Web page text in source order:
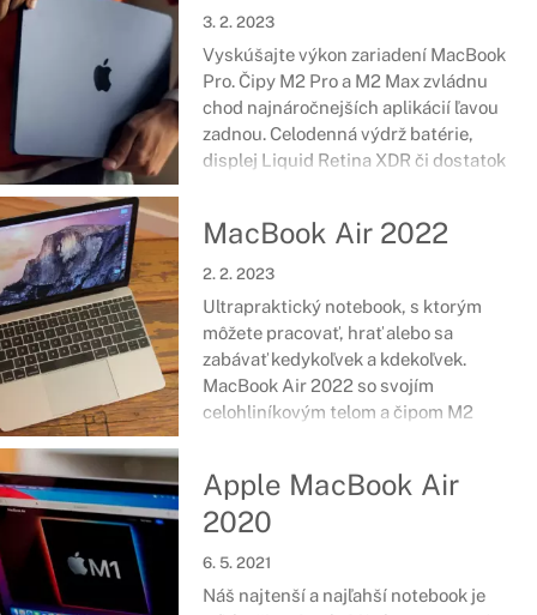
3. 2. 2023
Vyskúšajte výkon zariadení MacBook
Pro. Čipy M2 Pro a M2 Max zvládnu
chod najnáročnejších aplikácií ľavou
zadnou. Celodenná výdrž batérie,
displej Liquid Retina XDR či dostatok
podstatne vyššiu efektivitu. Doprajte
si MacBook Pro a získajte
možnosti, o ktorých sa vám doteraz
ani nesnívalo.
MacBook Air 2022
2. 2. 2023
Ultrapraktický notebook, s ktorým
môžete pracovať, hrať alebo sa
zabávať kedykoľvek a kdekoľvek.
MacBook Air 2022 so svojím
celohliníkovým telom a čipom M2
18 hodín používania a Liquid Retina
displej prinesie žiarivé farby, ktoré si
Apple MacBook Air
2020
6. 5. 2021
Náš najtenší a najľahší notebook je